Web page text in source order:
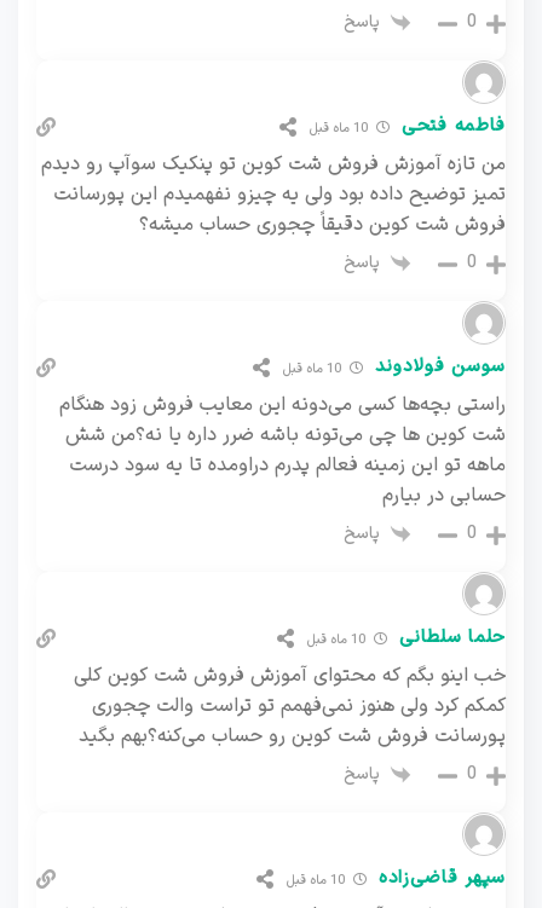
0 پاسخ
فاطمه فتحی
من تازه آموزش فروش شت کوین تو پنکیک سوآپ رو دیدم
تمیز توضیح داده بود ولی یه چیزو نفهمیدم این پورسانت
فروش شت کوین دقیقاً چجوری حساب میشه؟
0 پاسخ
سوسن فولادوند 10 ماه قبل
راستی بچه‌ها کسی می‌دونه این معایب فروش زود هنگام
شت کوین ها چی می‌تونه باشه ضرر داره یا نه؟من شش
ماهه تو این زمینه فعالم پدرم دراومده تا یه سود درست
حسابی در بیارم
0 پاسخ
حلما سلطانی
خب اینو بگم که محتوای آموزش فروش شت کوین کلی
کمکم کرد ولی هنوز نمی‌فهمم تو تراست والت چجوری
پورسانت فروش شت کوین رو حساب می‌کنه؟بهم بگید
0 پاسخ
سپهر قاضی‌زاده 10 ماه قبل